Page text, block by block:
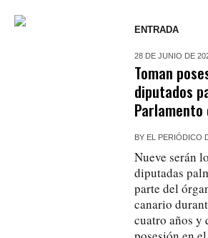
ENTRADA
28 DE JUNIO DE
Toman
diputados
Parlamento
BY EL PERIÓDICO
Nueve serán
diputadas
parte del
canario
cuatro años y